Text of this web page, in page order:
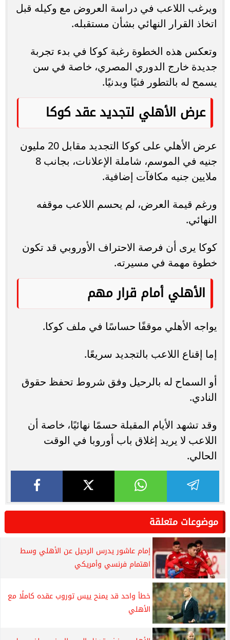
ويرغب اللاعب في دراسة العروض مع وكيله قبل
اتخاذ القرار النهائي بشأن مستقبله.
وتعكس هذه الخطوة رغبة كوكا في بدء تجربة
جديدة خارج الدوري المصري، خاصة في سن
يسمح له بالتطور فنيًا وبدنيًا.
عرض الأهلي لتجديد عقد كوكا
عرض الأهلي على كوكا التجديد مقابل 20 مليون
جنيه في الموسم، شاملة الإعلانات، بجانب 8
ملايين جنيه مكافآت إضافية.
ورغم قيمة العرض، لم يحسم اللاعب موقفه
النهائي.
كوكا يرى أن فرصة الاحتراف الأوروبي قد تكون
خطوة مهمة في مسيرته.
الأهلي أمام قرار مهم
يواجه الأهلي موقفًا حساسًا في ملف كوكا.
إما إقناع اللاعب بالتجديد سريعًا.
أو السماح له بالرحيل وفق شروط تحفظ حقوق
النادي.
وقد تشهد الأيام المقبلة حسمًا نهائيًا، خاصة أن
اللاعب لا يريد إغلاق باب أوروبا في الوقت
الحالي.
موضوعات متعلقة
إمام عاشور يدرس الرحيل عن الأهلي وسط
اهتمام فرنسي وأمريكي
خطأ واحد قد يمنح ييس توروب عقده كاملًا مع
الأهلي